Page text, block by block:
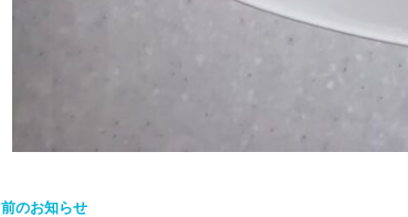
前のお知らせ